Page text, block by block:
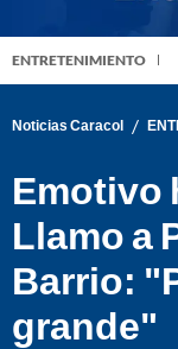
ENTRETENIMIENTO
Noticias Caracol /
Emotivo
Llamo a
Barrio:
grande"